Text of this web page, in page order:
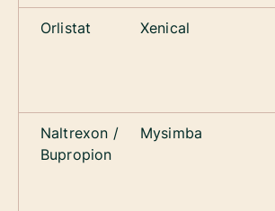
Orlistat Xenical
Naltrexon /
Bupropion
Mysimba